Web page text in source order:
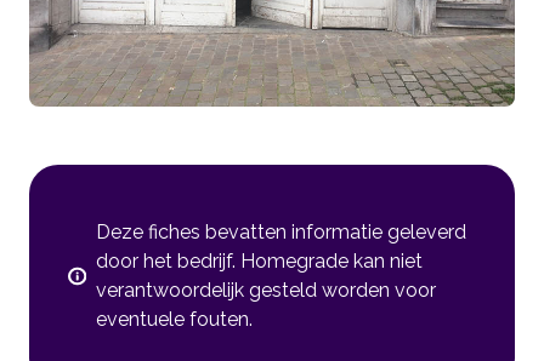
Deze fiches bevatten informatie geleverd
door het bedrijf. Homegrade kan niet
verantwoordelijk gesteld worden voor
eventuele fouten.